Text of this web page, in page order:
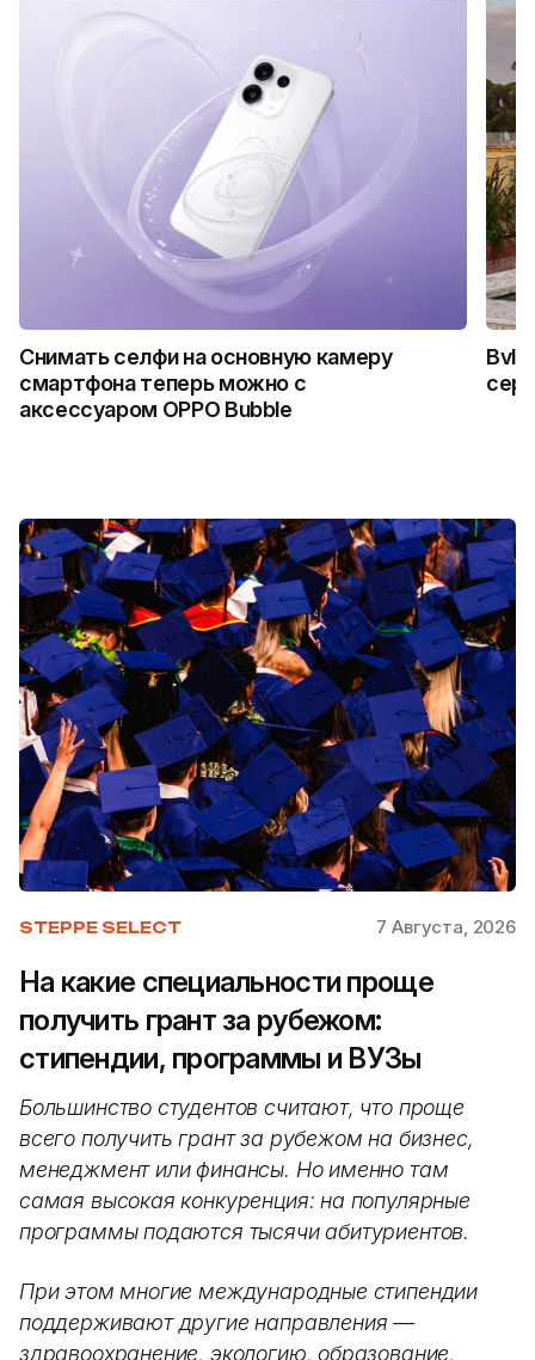
Снимать селфи на основную камеру
смартфона теперь можно с
аксессуаром OPPO Bubble
STEPPE SELECT 7 Августа, 2026
На какие специальности проще
получить грант за рубежом:
стипендии, программы и ВУЗы
Большинство студентов считают, что проще
всего получить грант за рубежом на бизнес,
менеджмент или финансы. Но именно там
самая высокая конкуренция: на популярные
программы подаются тысячи абитуриентов.
При этом многие международные стипендии
поддерживают другие направления —
здравоохранение, экологию, образование,